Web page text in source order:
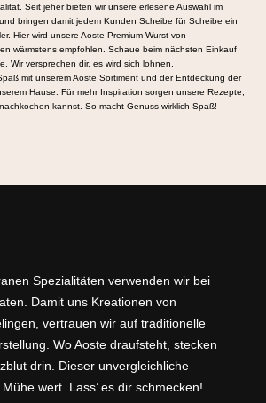
Seit jeher bieten wir unsere erlesene Auswahl im
bringen damit jedem Kunden Scheibe für Scheibe ein
Hier wird unsere Aoste Premium Wurst von
wärmstens empfohlen. Schaue beim nächsten Einkauf
Wir versprechen dir, es wird sich lohnen.
mit unserem Aoste Sortiment und der Entdeckung der
Hause. Für mehr Inspiration sorgen unsere Rezepte,
kannst. So macht Genuss wirklich Spaß!
Spezialitäten verwenden wir bei
Damit uns Kreationen von
vertrauen wir auf traditionelle
Wo Aoste draufsteht, stecken
drin. Dieser unvergleichliche
wert. Lass’ es dir schmecken!